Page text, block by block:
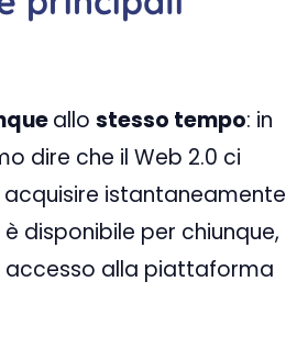
allo stesso tempo: in
dire che il Web 2.0 ci
acquisire istantaneamente
disponibile per chiunque,
accesso alla piattaforma